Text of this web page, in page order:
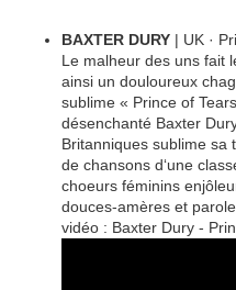
BAXTER DURY | UK ·
Le malheur des uns fait
ainsi un douloureux
sublime « Prince of
désenchanté Baxter
Britanniques sublime sa
de chansons d‘une
choeurs féminins
douces-amères et
vidéo : Baxter Dury -